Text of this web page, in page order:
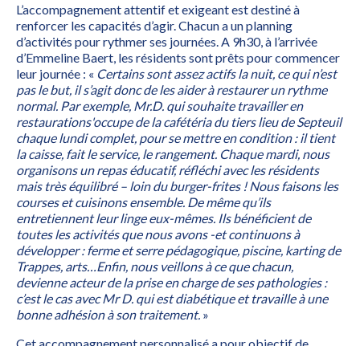
L’accompagnement attentif et exigeant est destiné à
renforcer les capacités d’agir. Chacun a un planning
d’activités pour rythmer ses journées. A 9h30, à l’arrivée
d’Emmeline Baert, les résidents sont prêts pour commencer
leur journée : « Certains sont assez actifs la nuit, ce qui n’est
pas le but, il s’agit donc de les aider à restaurer un rythme
normal. Par exemple, Mr.D. qui souhaite travailler en
restaurations'occupe de la cafétéria du tiers lieu de Septeuil
chaque lundi complet, pour se mettre en condition : il tient
la caisse, fait le service, le rangement. Chaque mardi, nous
organisons un repas éducatif, réfléchi avec les résidents
mais très équilibré – loin du burger-frites ! Nous faisons les
courses et cuisinons ensemble. De même qu’ils
entretiennent leur linge eux-mêmes. Ils bénéficient de
toutes les activités que nous avons -et continuons à
développer : ferme et serre pédagogique, piscine, karting de
Trappes, arts…Enfin, nous veillons à ce que chacun,
devienne acteur de la prise en charge de ses pathologies :
c’est le cas avec Mr D. qui est diabétique et travaille à une
bonne adhésion à son traitement. »